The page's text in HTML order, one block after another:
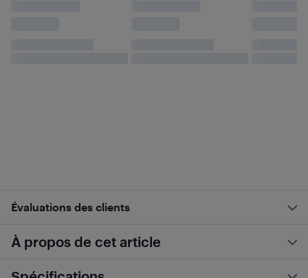
Évaluations des clients
À propos de cet article